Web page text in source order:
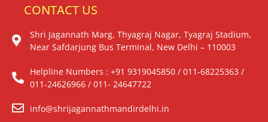
CONTACT US
Shri Jagannath Marg, Thyagraj Nagar, Tyagraj Stadium,
Near Safdarjung Bus Terminal, New Delhi – 110003
Helpline Numbers : +91 9319045850 / 011-68225363 /
011-24626966 / 011- 24647722
info@shrijagannathmandirdelhi.in